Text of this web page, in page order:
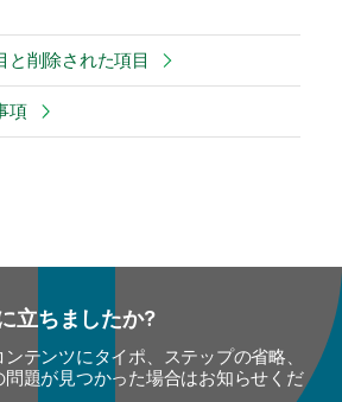
と削除された項目
項
立ちましたか?
テンツにタイポ、ステップの省略、
題が見つかった場合はお知らせくだ